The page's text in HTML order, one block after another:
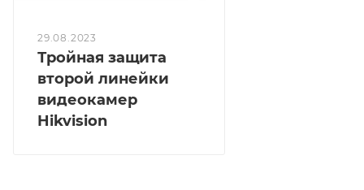
29.08.2023
Тройная защита
второй линейки
видеокамер
Hikvision